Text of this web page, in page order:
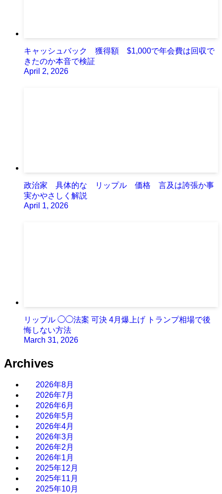
キャッシュバック 獲得額 $1,000で年会費は回収で
きたのか本音で検証
April 2, 2026
政治家 具体的な リップル 価格 言及は誇張か事
実かやさしく解説
April 1, 2026
リップル ◯◯法案 可決 4月爆上げ トランプ相場で後
悔しない方法
March 31, 2026
Archives
2026年8月
2026年7月
2026年6月
2026年5月
2026年4月
2026年3月
2026年2月
2026年1月
2025年12月
2025年11月
2025年10月